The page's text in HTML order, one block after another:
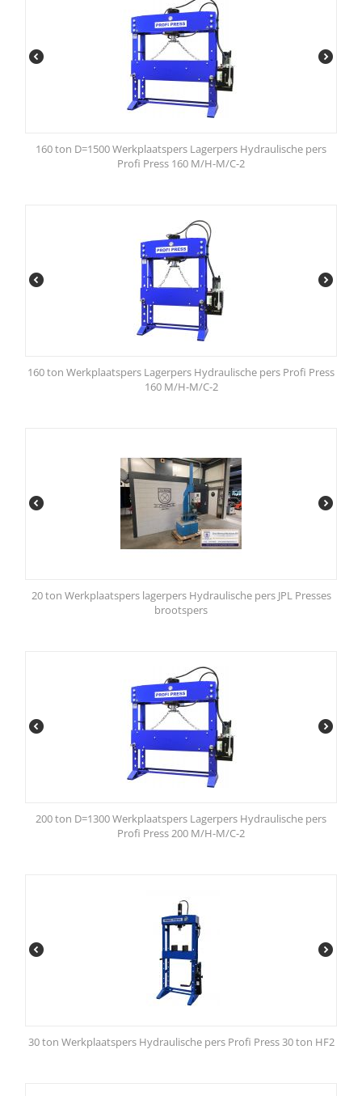
160 ton D=1500 Werkplaatspers Lagerpers Hydraulische pers
Profi Press 160 M/H-M/C-2
160 ton Werkplaatspers Lagerpers Hydraulische pers Profi Press
160 M/H-M/C-2
20 ton Werkplaatspers lagerpers Hydraulische pers JPL Presses
brootspers
200 ton D=1300 Werkplaatspers Lagerpers Hydraulische pers
Profi Press 200 M/H-M/C-2
30 ton Werkplaatspers Hydraulische pers Profi Press 30 ton HF2